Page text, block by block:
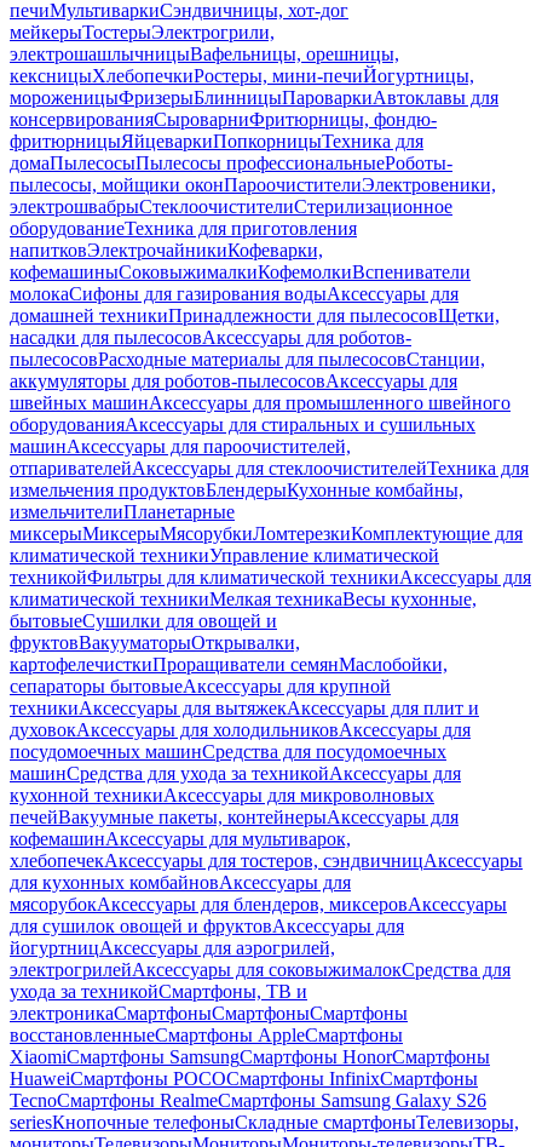
печиМультиваркиСэндвичницы, хот-дог
мейкерыТостерыЭлектрогрили,
электрошашлычницыВафельницы, орешницы,
кексницыХлебопечкиРостеры, мини-печиЙогуртницы,
мороженицыФризерыБлинницыПароваркиАвтоклавы для
консервированияСыроварниФритюрницы, фондю-
фритюрницыЯйцеваркиПопкорницыТехника для
домаПылесосыПылесосы профессиональныеРоботы-
пылесосы, мойщики оконПароочистителиЭлектровеники,
электрошвабрыСтеклоочистителиСтерилизационное
оборудованиеТехника для приготовления
напитковЭлектрочайникиКофеварки,
кофемашиныСоковыжималкиКофемолкиВспениватели
молокаСифоны для газирования водыАксессуары для
домашней техникиПринадлежности для пылесосовЩетки,
насадки для пылесосовАксессуары для роботов-
пылесосовРасходные материалы для пылесосовСтанции,
аккумуляторы для роботов-пылесосовАксессуары для
швейных машинАксессуары для промышленного швейного
оборудованияАксессуары для стиральных и сушильных
машинАксессуары для пароочистителей,
отпаривателейАксессуары для стеклоочистителейТехника для
измельчения продуктовБлендерыКухонные комбайны,
измельчителиПланетарные
миксерыМиксерыМясорубкиЛомтерезкиКомплектующие для
климатической техникиУправление климатической
техникойФильтры для климатической техникиАксессуары для
климатической техникиМелкая техникаВесы кухонные,
бытовыеСушилки для овощей и
фруктовВакууматорыОткрывалки,
картофелечисткиПроращиватели семянМаслобойки,
сепараторы бытовыеАксессуары для крупной
техникиАксессуары для вытяжекАксессуары для плит и
духовокАксессуары для холодильниковАксессуары для
посудомоечных машинСредства для посудомоечных
машинСредства для ухода за техникойАксессуары для
кухонной техникиАксессуары для микроволновых
печейВакуумные пакеты, контейнерыАксессуары для
кофемашинАксессуары для мультиварок,
хлебопечекАксессуары для тостеров, сэндвичницАксессуары
для кухонных комбайновАксессуары для
мясорубокАксессуары для блендеров, миксеровАксессуары
для сушилок овощей и фруктовАксессуары для
йогуртницАксессуары для аэрогрилей,
электрогрилейАксессуары для соковыжималокСредства для
ухода за техникойСмартфоны, ТВ и
электроникаСмартфоныСмартфоныСмартфоны
восстановленныеСмартфоны AppleСмартфоны
XiaomiСмартфоны SamsungСмартфоны HonorСмартфоны
HuaweiСмартфоны POCOСмартфоны InfinixСмартфоны
TecnoСмартфоны RealmeСмартфоны Samsung Galaxy S26
seriesКнопочные телефоныСкладные смартфоныТелевизоры,